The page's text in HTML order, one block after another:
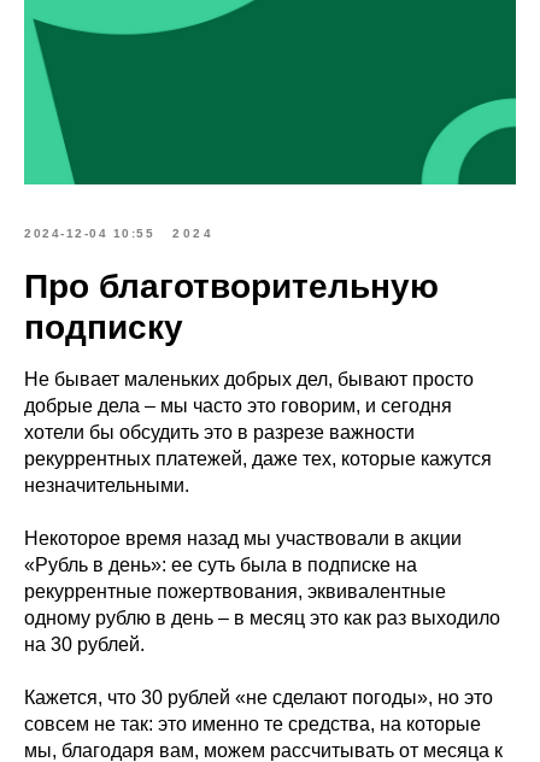
2024-12-04 10:55 2024
Про благотворительную
подписку
Не бывает маленьких добрых дел, бывают просто
добрые дела – мы часто это говорим, и сегодня
хотели бы обсудить это в разрезе важности
рекуррентных платежей, даже тех, которые кажутся
незначительными.
Некоторое время назад мы участвовали в акции
«Рубль в день»: ее суть была в подписке на
рекуррентные пожертвования, эквивалентные
одному рублю в день – в месяц это как раз выходило
на 30 рублей.
Кажется, что 30 рублей «не сделают погоды», но это
совсем не так: это именно те средства, на которые
мы, благодаря вам, можем рассчитывать от месяца к